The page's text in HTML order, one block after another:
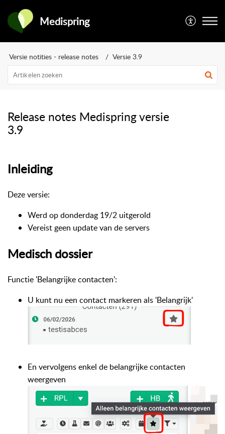
Medispring
Versie notities - release notes Versie 3.9
Release notes Medispring versie
3.9
Inleiding
Deze versie:
Werd op donderdag 19/2 uitgerold
Vereist geen update van de servers
Medisch dossier
Functie 'Belangrijke contacten':
U kunt nu een contact markeren als 'Belangrijk'
En vervolgens enkel de belangrijke contacten
weergeven